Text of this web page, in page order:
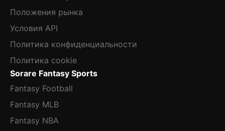
Положения рынка
Условия API
Политика конфиденциальности
Политика cookie
Sorare Fantasy Sports
Fantasy Football
Fantasy MLB
Fantasy NBA